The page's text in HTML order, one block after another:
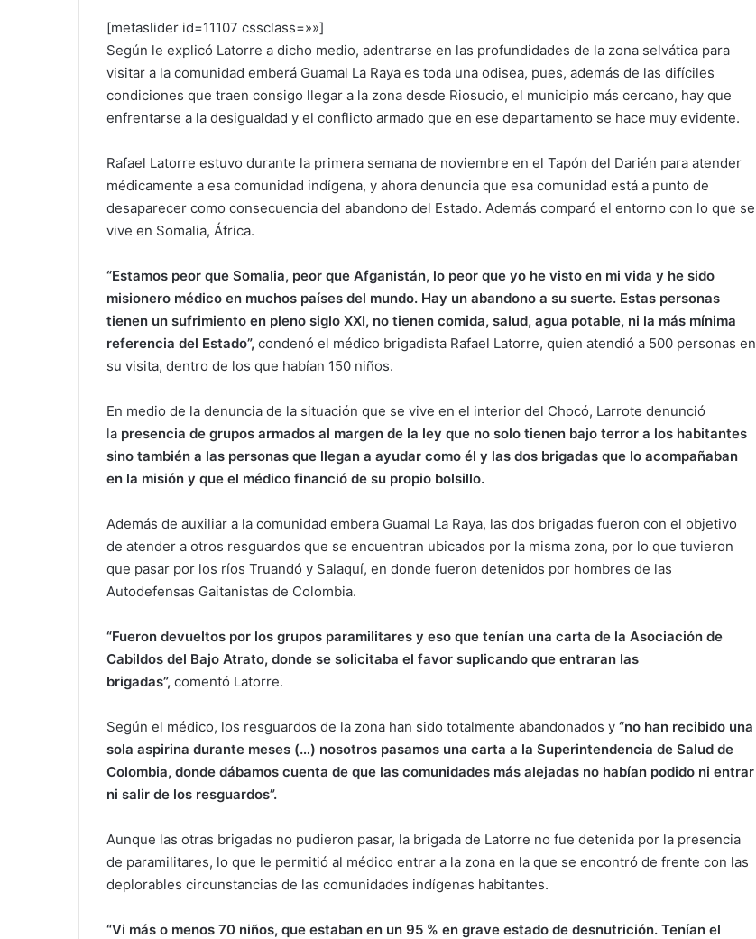
[metaslider id=11107 cssclass=»»]
Según le explicó Latorre a dicho medio, adentrarse en las profundidades de la zona selvática para
visitar a la comunidad emberá Guamal La Raya es toda una odisea, pues, además de las difíciles
condiciones que traen consigo llegar a la zona desde Riosucio, el municipio más cercano, hay que
enfrentarse a la desigualdad y el conflicto armado que en ese departamento se hace muy evidente.
Rafael Latorre estuvo durante la primera semana de noviembre en el Tapón del Darién para atender
médicamente a esa comunidad indígena, y ahora denuncia que esa comunidad está a punto de
desaparecer como consecuencia del abandono del Estado. Además comparó el entorno con lo que se
vive en Somalia, África.
“Estamos peor que Somalia, peor que Afganistán, lo peor que yo he visto en mi vida y he sido
misionero médico en muchos países del mundo. Hay un abandono a su suerte. Estas personas
tienen un sufrimiento en pleno siglo XXI, no tienen comida, salud, agua potable, ni la más mínima
referencia del Estado”, condenó el médico brigadista Rafael Latorre, quien atendió a 500 personas en
su visita, dentro de los que habían 150 niños.
En medio de la denuncia de la situación que se vive en el interior del Chocó, Larrote denunció
la presencia de grupos armados al margen de la ley que no solo tienen bajo terror a los habitantes
sino también a las personas que llegan a ayudar como él y las dos brigadas que lo acompañaban
en la misión y que el médico financió de su propio bolsillo.
Además de auxiliar a la comunidad embera Guamal La Raya, las dos brigadas fueron con el objetivo
de atender a otros resguardos que se encuentran ubicados por la misma zona, por lo que tuvieron
que pasar por los ríos Truandó y Salaquí, en donde fueron detenidos por hombres de las
Autodefensas Gaitanistas de Colombia.
“Fueron devueltos por los grupos paramilitares y eso que tenían una carta de la Asociación de
Cabildos del Bajo Atrato, donde se solicitaba el favor suplicando que entraran las
brigadas”, comentó Latorre.
Según el médico, los resguardos de la zona han sido totalmente abandonados y “no han recibido una
sola aspirina durante meses (…) nosotros pasamos una carta a la Superintendencia de Salud de
Colombia, donde dábamos cuenta de que las comunidades más alejadas no habían podido ni entrar
ni salir de los resguardos”.
Aunque las otras brigadas no pudieron pasar, la brigada de Latorre no fue detenida por la presencia
de paramilitares, lo que le permitió al médico entrar a la zona en la que se encontró de frente con las
deplorables circunstancias de las comunidades indígenas habitantes.
“Vi más o menos 70 niños, que estaban en un 95 % en grave estado de desnutrición. Tenían el